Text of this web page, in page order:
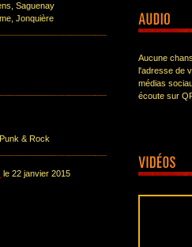
Saguenay
Jonquière
& Rock
le 22 janvier 2015
Aucune
l'adresse de
médias
écoute sur